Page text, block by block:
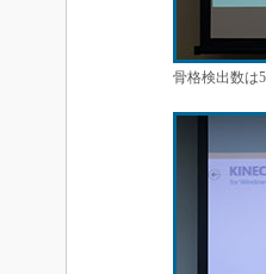
骨格検出数は